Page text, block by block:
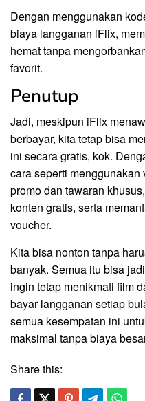
Dengan menggunakan
biaya langganan iFlix,
hemat tanpa
favorit.
Penutup
Jadi, meskipun iFlix
berbayar, kita tetap bisa
ini secara gratis, kok.
cara seperti
promo dan tawaran
konten gratis, serta
voucher.
Kita bisa nonton tanpa
banyak. Semua itu bisa
ingin tetap menikmati film
bayar langganan setiap
semua kesempatan ini
maksimal tanpa biaya
Share this: